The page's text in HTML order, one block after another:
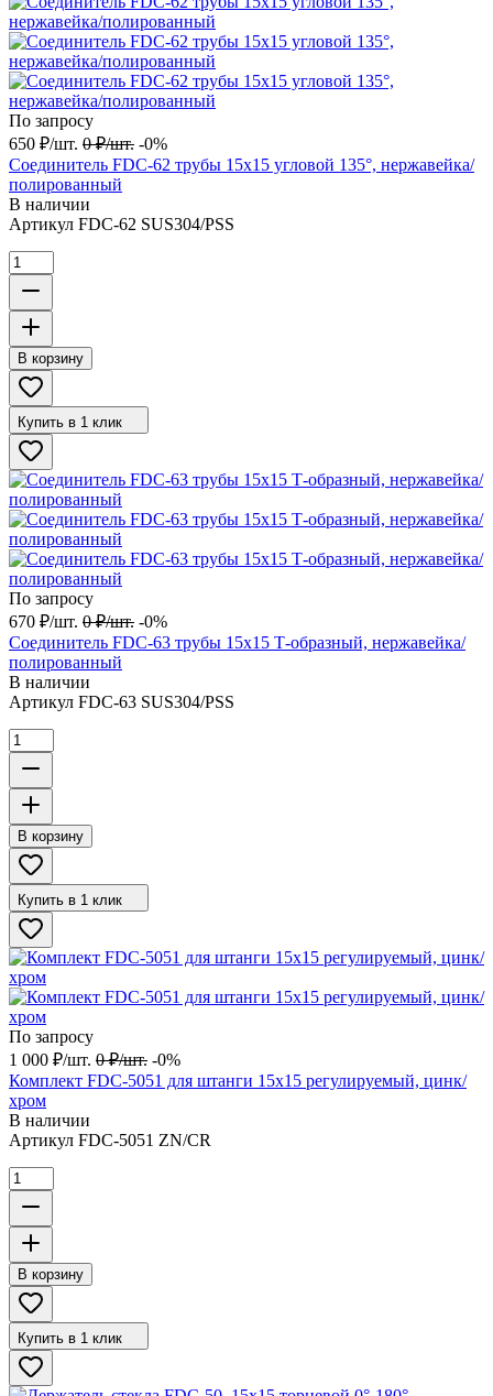
По запросу
650 ₽/шт. 0 ₽/шт. -0%
Соединитель FDC-62 трубы 15х15 угловой 135°, нержавейка/
полированный
В наличии
Артикул FDC-62 SUS304/PSS
В корзину
Купить в 1 клик
По запросу
670 ₽/шт. 0 ₽/шт. -0%
Соединитель FDC-63 трубы 15х15 Т-образный, нержавейка/
полированный
В наличии
Артикул FDC-63 SUS304/PSS
В корзину
Купить в 1 клик
По запросу
1 000 ₽/шт. 0 ₽/шт. -0%
Комплект FDC-5051 для штанги 15х15 регулируемый, цинк/
хром
В наличии
Артикул FDC-5051 ZN/CR
В корзину
Купить в 1 клик